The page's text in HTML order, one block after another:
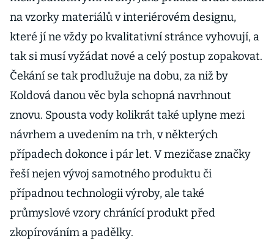
na vzorky materiálů v interiérovém designu,
které jí ne vždy po kvalitativní stránce vyhovují, a
tak si musí vyžádat nové a celý postup zopakovat.
Čekání se tak prodlužuje na dobu, za niž by
Koldová danou věc byla schopná navrhnout
znovu. Spousta vody kolikrát také uplyne mezi
návrhem a uvedením na trh, v některých
případech dokonce i pár let. V mezičase značky
řeší nejen vývoj samotného produktu či
případnou technologii výroby, ale také
průmyslové vzory chránící produkt před
zkopírováním a padělky.